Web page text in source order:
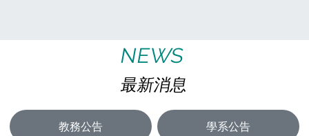
NEWS
最新消息
教務公告 學系公告